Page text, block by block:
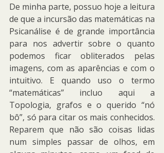
De minha parte, possuo hoje a leitura
de que a incursão das matemáticas na
Psicanálise é de grande importância
para nos advertir sobre o quanto
podemos ficar obliterados pelas
imagens, com as aparências e com o
intuitivo. E quando uso o termo
“matemáticas” incluo aqui a
Topologia, grafos e o querido “nó
bô”, só para citar os mais conhecidos.
Reparem que não são coisas lidas
num simples passar de olhos, em